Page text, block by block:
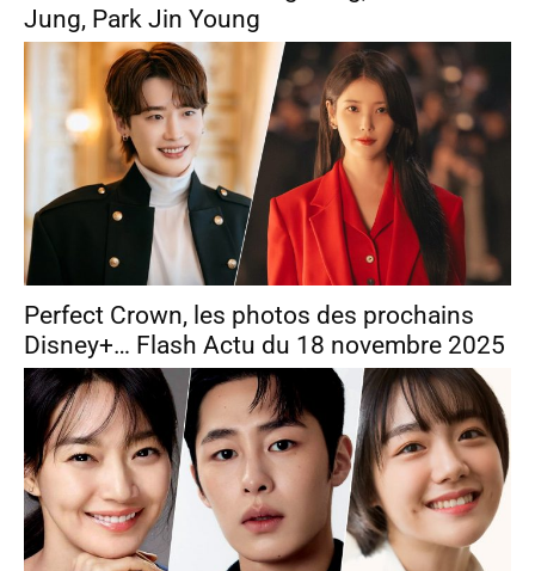
Jung, Park Jin Young
Perfect Crown, les photos des prochains
Disney+… Flash Actu du 18 novembre 2025